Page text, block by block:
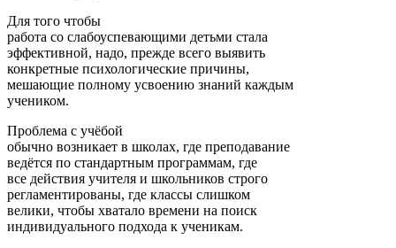
Для того чтобы
работа со слабоуспевающими детьми стала
эффективной, надо, прежде всего выявить
конкретные психологические причины,
мешающие полному усвоению знаний каждым
учеником.
Проблема с учёбой
обычно возникает в школах, где преподавание
ведётся по стандартным программам, где
все действия учителя и школьников строго
регламентированы, где классы слишком
велики, чтобы хватало времени на поиск
индивидуального подхода к ученикам.